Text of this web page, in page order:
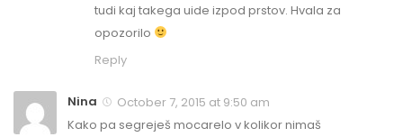
tudi kaj takega uide izpod prstov. Hvala za
opozorilo
Reply
Nina
October 7, 2015 at 9:50 am
Kako pa segreješ mocarelo v kolikor nimaš